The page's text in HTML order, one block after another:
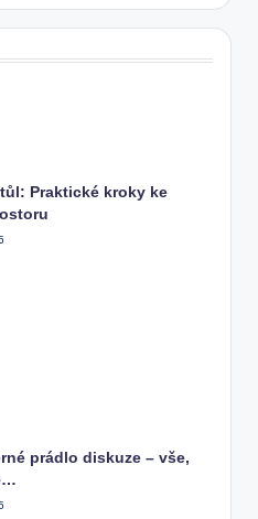
Praktické kroky ke
prádlo diskuze – vše,